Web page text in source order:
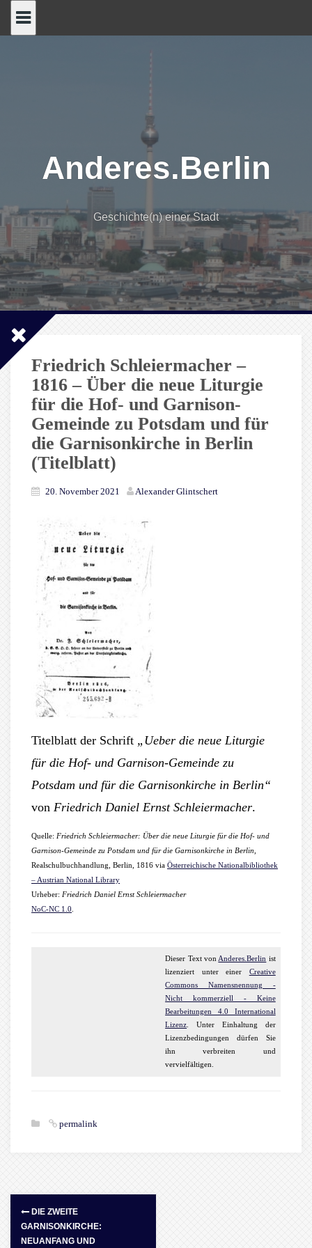
Anderes.Berlin
Geschichte(n) einer Stadt
Friedrich Schleiermacher –
1816 – Über die neue Liturgie
für die Hof- und Garnison-
Gemeinde zu Potsdam und für
die Garnisonkirche in Berlin
(Titelblatt)
20. November 2021 Alexander Glintschert
Titelblatt der Schrift „Ueber die neue Liturgie
für die Hof- und Garnison-Gemeinde zu
Potsdam und für die Garnisonkirche in Berlin“
von Friedrich Daniel Ernst Schleiermacher.
Quelle: Friedrich Schleiermacher: Über die neue Liturgie für die Hof- und
Garnison-Gemeinde zu Potsdam und für die Garnisonkirche in Berlin
Realschulbuchhandlung, Berlin, 1816 via Österreichische Nationalbibliothek
– Austrian National Library
Urheber: Friedrich Daniel Ernst Schleiermacher
NoC-NC 1.0
Dieser TextvonAnderes.Berlin ist
lizenziert unter einer Creative
Commons Namensnennung -
Nicht kommerziell - Keine
Bearbeitungen 4.0 International
Lizenz. Unter Einhaltung der
Lizenzbedingungen dürfen Sie
ihn verbreiten und
vervielfältigen.
permalink
DIE ZWEITE
GARNISONKIRCHE:
NEUANFANG UND